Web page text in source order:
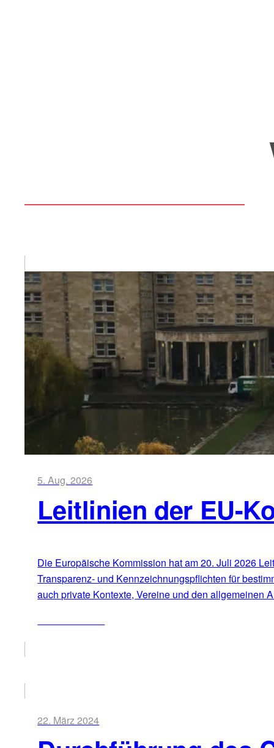
5. Aug. 2026
Leitlinien der EU-
Die Europäische Kommission hat am 20. Juli 2026
Transparenz- und Kennzeichnungspflichten für
auch private Kontexte, Vereine und den
22. März 2024